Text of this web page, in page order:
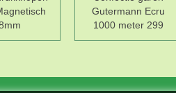
Gutermann Ecru
1000 meter 299